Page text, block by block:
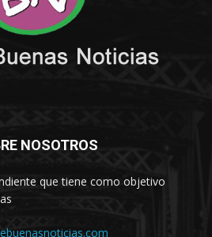
NOSOTROS
que tiene como objetivo